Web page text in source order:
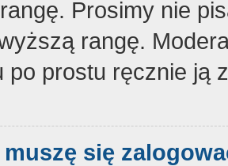
Prosimy nie
rangę.
po prostu ręcznie ją
muszę się